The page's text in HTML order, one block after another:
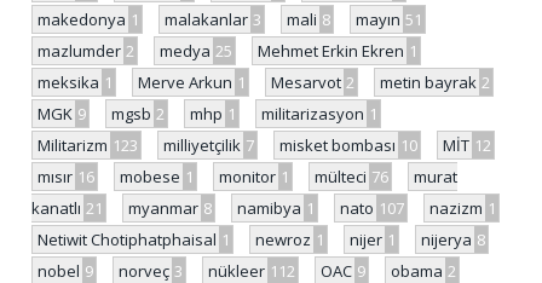
makedonya 1 malakanlar 3 mali 8 mayın 51
mazlumder 2 medya 25 Mehmet Erkin Ekren 1
meksika 1 Merve Arkun 1 Mesarvot 2 metin bayrak 2
MGK 9 mgsb 2 mhp 1 militarizasyon 1
Militarizm 123 milliyetçilik 7 misket bombası 10 MİT 12
mısır 16 mobese 1 monitor 1 mülteci 76
murat
kanatlı 21 myanmar 8 namibya 1 nato 107 nazizm 1
Netiwit Chotiphatphaisal 1 newroz 1 nijer 1 nijerya 8
nobel 9 norveç 3 nükleer 112 OAC 9 obama 2